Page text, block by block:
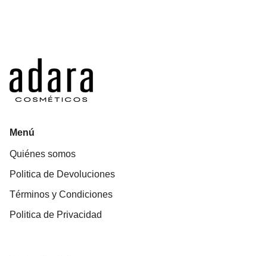
Menú
Quiénes somos
Politica de Devoluciones
Términos y Condiciones
Politica de Privacidad